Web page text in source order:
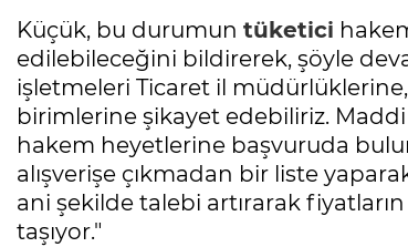
Küçük, bu durumun tüketici
edilebileceğini bildirerek, şöyle
işletmeleri Ticaret il
birimlerine şikayet edebiliriz. Maddi
hakem heyetlerine başvuruda
alışverişe çıkmadan bir liste
ani şekilde talebi artırarak
taşıyor."